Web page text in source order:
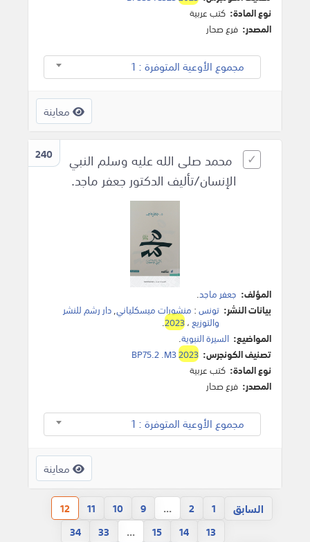
نوع المادة: كتب عربية
المصدر: فرع صحار
مجموع الأوعية المتوفرة : 1
معاينة
240
محمد صلى الله عليه وسلم النبي
الإنسان/تأليف الدكتور جعفر ماجد.
المؤلف: جعفر ماجد.
بيانات النشر: تونس: منشورات ميسكلياني,دار رشم للنشر
والتوزيع،2023
.
المواضيع: السيرة النبوية.
تصنيف الكونجرس:
BP75.2 .M32023
نوع المادة: كتب عربية
المصدر: فرع صحار
مجموع الأوعية المتوفرة : 1
معاينة
السابق 1
2
...
9
10
11
12
13
14
15
...
33
34